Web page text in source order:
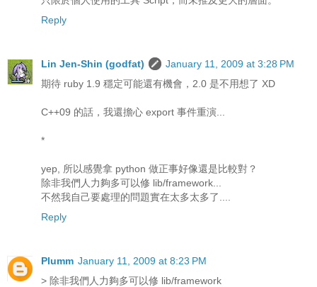
Reply
Lin Jen-Shin (godfat)
January 11, 2009 at 3:28 PM
期待 ruby 1.9 穩定可能還有機會，2.0 是不用想了 XD
C++09 的話，我還擔心 export 事件重演...
*
yep, 所以感覺拿 python 做正事好像還是比較對？
除非我們人力夠多可以修 lib/framework...
不然我自己要處理的問題實在太多太多了....
Reply
Plumm January 11, 2009 at 8:23 PM
> 除非我們人力夠多可以修 lib/framework